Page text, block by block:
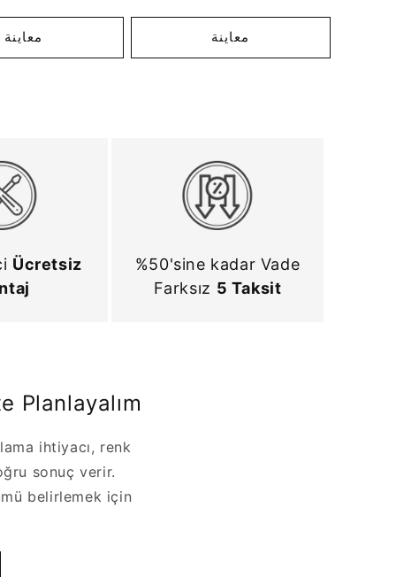
معاينة
العادي
معاينة
Ücretsiz
%50'sine kadar Vade
Farksız 5 Taksit
Planlayalım
ihtiyacı, renk
sonuç verir.
belirlemek için